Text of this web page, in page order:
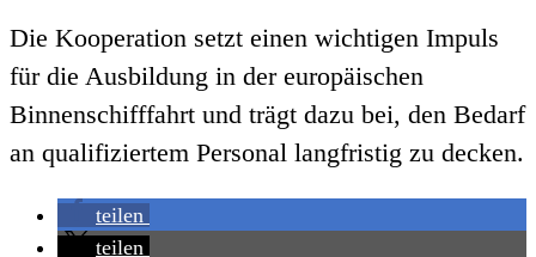
Die Kooperation setzt einen wichtigen Impuls
für die Ausbildung in der europäischen
Binnenschifffahrt und trägt dazu bei, den Bedarf
an qualifiziertem Personal langfristig zu decken.
teilen
teilen